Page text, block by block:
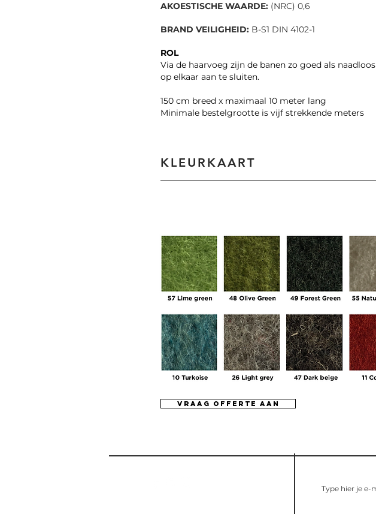
AKOESTISCHE WAARDE: (NRC) 0,6
BRAND VEILIGHEID: B-S1 DIN 4102-1
ROL
Via de haarvoeg zijn de banen zo goed als naadloos
op elkaar aan te sluiten.
150 cm breed x maximaal 10 meter lang
Minimale bestelgrootte is vijf strekkende meters
KLEURKAART
vraag offerte aan